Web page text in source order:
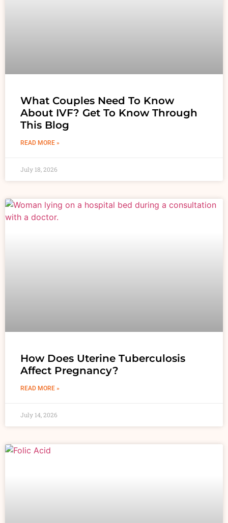
What Couples Need To Know
About IVF? Get To Know Through
This Blog
READ MORE »
July 18, 2026
How Does Uterine Tuberculosis
Affect Pregnancy?
READ MORE »
July 14, 2026